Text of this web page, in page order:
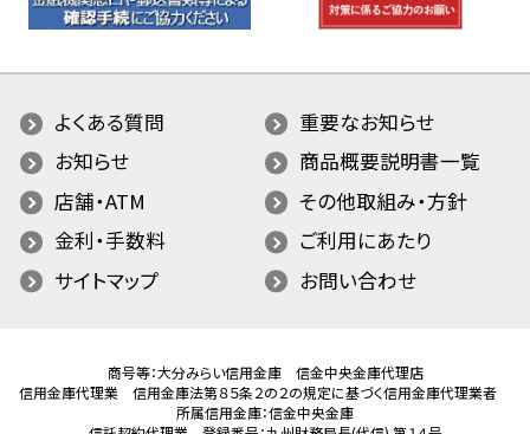
よくある質問
重要なお知らせ
お知らせ
商品概要説明書一覧
店舗・ATM
その他取組み・方針
金利・手数料
ご利用にあたり
サイトマップ
お問い合わせ
商号等：大分みらい信用金庫 信金中央金庫代理店
信用金庫代理業 信用金庫法第８５条２の２の規定に基づく信用金庫代理業者
所属信用金庫：信金中央金庫